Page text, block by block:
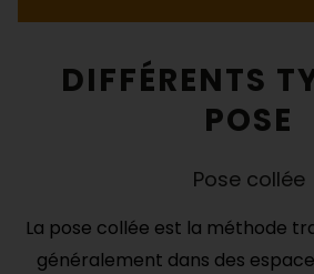
DIFFÉRENTS
POSE
Pose collée
La pose collée est la méthode
généralement dans des